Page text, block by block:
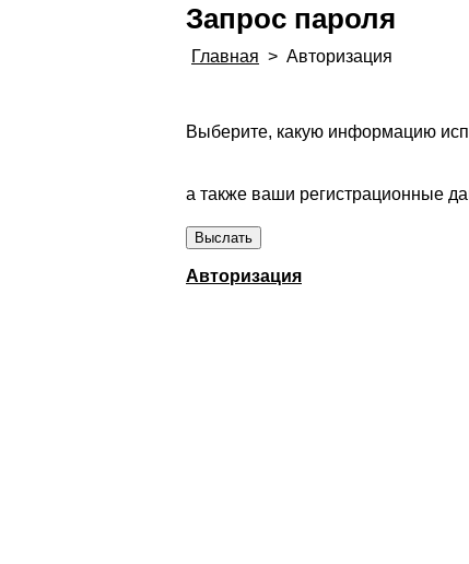
Запрос пароля
Главная > Авторизация
Выберите, какую информацию
а также ваши регистрационные
Авторизация